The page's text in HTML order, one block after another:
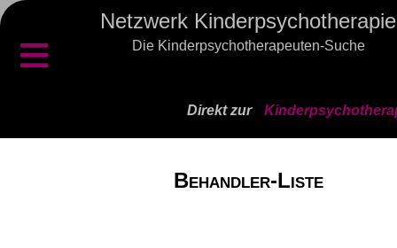
Netzwerk Kinderpsychotherapie
Die Kinderpsychotherapeuten-Suche
≡
Direkt zur
Behandler-Liste